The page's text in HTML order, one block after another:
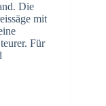
Die
mit
Für